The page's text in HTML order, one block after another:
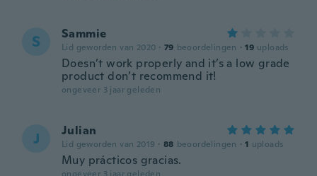
S Sammie
Lid geworden van 2020 · 79 beoordelingen · 19 uploads
Doesn’t work properly and it’s a low grade
product don’t recommend it!
ongeveer 3 jaar geleden
J Julian
Lid geworden van 2019 · 88 beoordelingen · 1 uploads
Muy prácticos gracias.